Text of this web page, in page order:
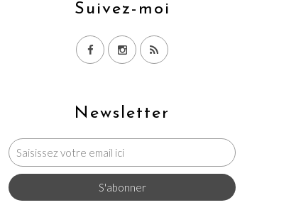
Newsletter
Suivez-moi